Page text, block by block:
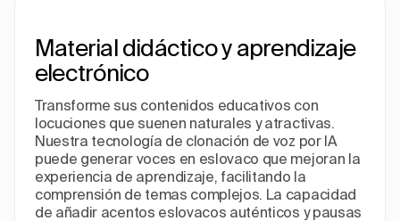
Material didáctico y aprendizaje
electrónico
Transforme sus contenidos educativos con
locuciones que suenen naturales y atractivas.
Nuestra tecnología de clonación de voz por IA
puede generar voces en eslovaco que mejoran la
experiencia de aprendizaje, facilitando la
comprensión de temas complejos. La capacidad
de añadir acentos eslovacos auténticos y pausas